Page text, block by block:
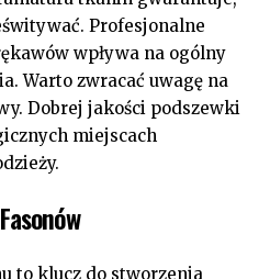
Profesjonalne
wpływa na ogólny
Warto zwracać uwagę na
Dobrej jakości podszewki
miejscach
to klucz do stworzenia